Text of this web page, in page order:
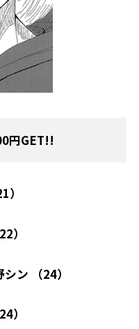
円GET!!
）
ン （24）
）